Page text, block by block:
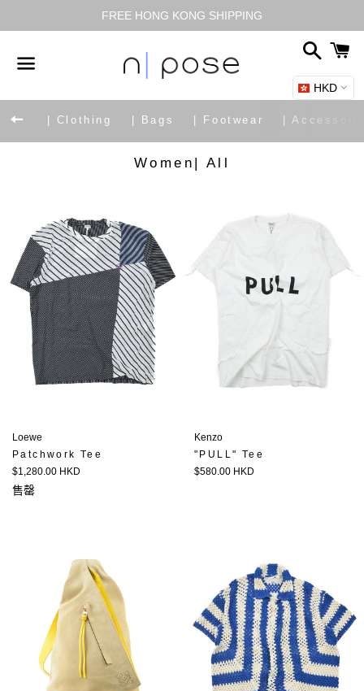
FREE HONG KONG SHIPPING
HKD
返回網站導覽
| Clothing | Bags | Footwear |
商
Women| All
Loewe
Patchwork Tee
定
價
$1,280.00 HKD
售罄
Kenzo
"PULL" Tee
定
$580.00 HKD